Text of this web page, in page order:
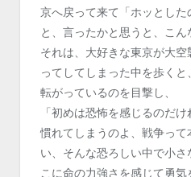
京へ戻って来て「ホッとした
と、言ったかと思うと、こん
それは、大好きな東京が大
ってしてしまった中を歩く
転がっているのを目撃し、
「初めは恐怖を感じるのだ
慣れてしまうのよ、戦争っ
い、そんな恐ろしい中で小
こに命の力強さを感じて勇